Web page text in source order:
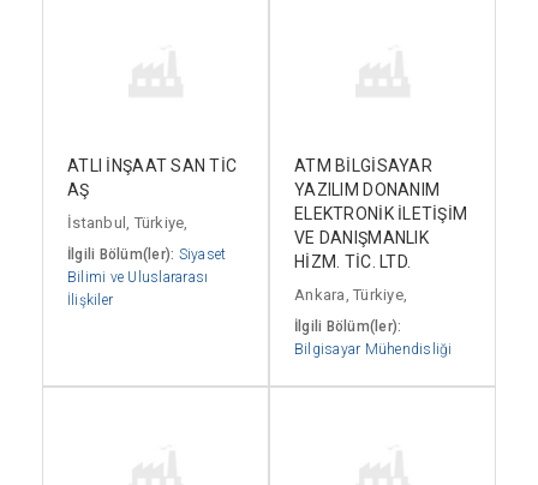
ATLI İNŞAAT SAN TİC
AŞ
İstanbul, Türkiye,
İlgili Bölüm(ler): Siyaset
Bilimi ve Uluslararası
İlişkiler
ATM BİLGİSAYAR
YAZILIM DONANIM
ELEKTRONİK İLETİŞİM
VE DANIŞMANLIK
HİZM. TİC. LTD.
Ankara, Türkiye,
İlgili Bölüm(ler):
Bilgisayar Mühendisliği